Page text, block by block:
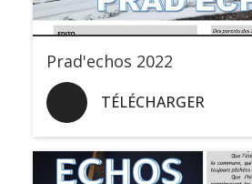
Prad'echos 2022
TÉLÉCHARGER